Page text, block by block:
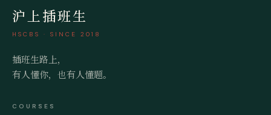
沪上插班生
HSCBS · SINCE 2018
插班生路上，
有人懂你，也有人懂题。
COURSES